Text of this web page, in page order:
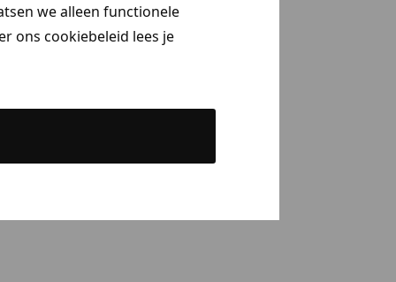
we alleen functionele
ons cookiebeleid lees je